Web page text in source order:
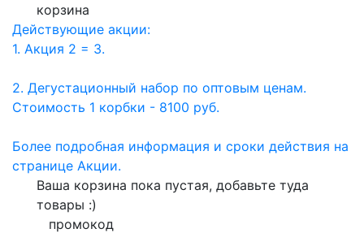
корзина
Действующие акции:
1. Акция 2 = 3.
2. Дегустационный набор по оптовым ценам.
Стоимость 1 корбки - 8100 руб.
Более подробная информация и сроки действия на
странице Акции.
Ваша корзина пока пустая, добавьте туда
товары :)
промокод